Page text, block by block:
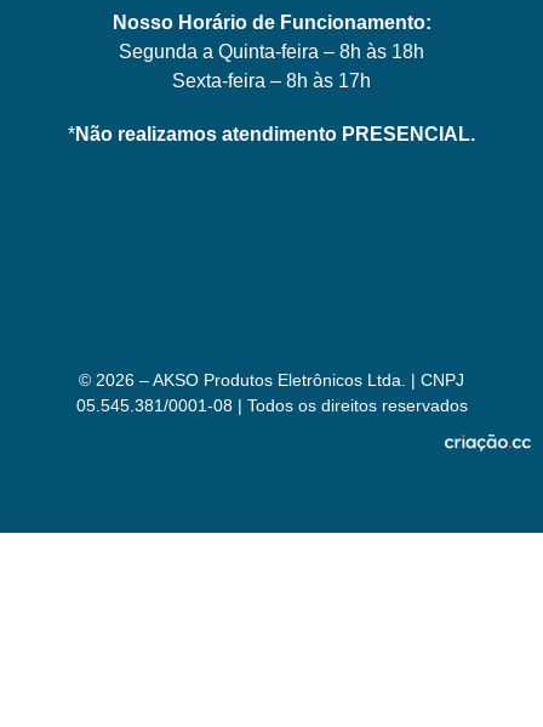
Nosso Horário de Funcionamento:
Segunda a Quinta-feira – 8h às 18h
Sexta-feira – 8h às 17h
*Não realizamos atendimento PRESENCIAL.
© 2026 – AKSO Produtos Eletrônicos Ltda. | CNPJ
05.545.381/0001-08 | Todos os direitos reservados